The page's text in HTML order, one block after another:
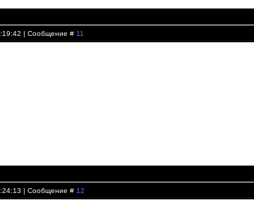
| Сообщение # 11
| Сообщение # 12